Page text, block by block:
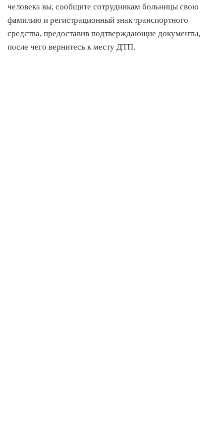
человека вы, сообщите сотрудникам больницы свою
фамилию и регистрационный знак транспортного
средства, предоставив подтверждающие документы,
после чего вернитесь к месту ДТП.